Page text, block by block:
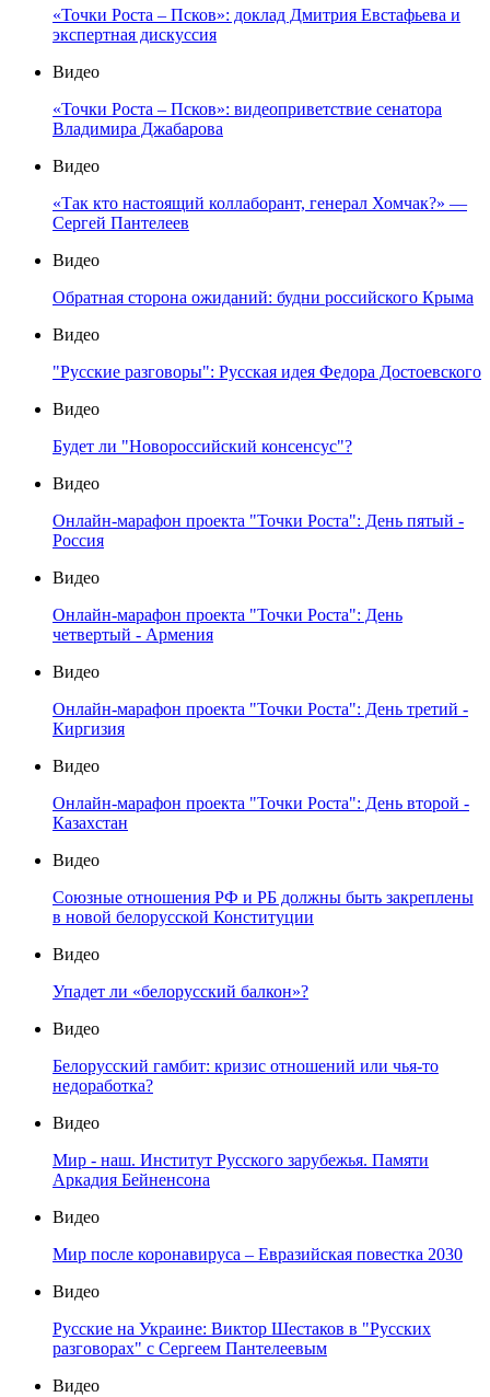
«Точки Роста – Псков»: доклад Дмитрия Евстафьева и
экспертная дискуссия
Видео
«Точки Роста – Псков»: видеоприветствие сенатора
Владимира Джабарова
Видео
«Так кто настоящий коллаборант, генерал Хомчак?» —
Сергей Пантелеев
Видео
Обратная сторона ожиданий: будни российского Крыма
Видео
"Русские разговоры": Русская идея Федора Достоевского
Видео
Будет ли "Новороссийский консенсус"?
Видео
Онлайн-марафон проекта "Точки Роста": День пятый -
Россия
Видео
Онлайн-марафон проекта "Точки Роста": День
четвертый - Армения
Видео
Онлайн-марафон проекта "Точки Роста": День третий -
Киргизия
Видео
Онлайн-марафон проекта "Точки Роста": День второй -
Казахстан
Видео
Союзные отношения РФ и РБ должны быть закреплены
в новой белорусской Конституции
Видео
Упадет ли «белорусский балкон»?
Видео
Белорусский гамбит: кризис отношений или чья-то
недоработка?
Видео
Мир - наш. Институт Русского зарубежья. Памяти
Аркадия Бейненсона
Видео
Мир после коронавируса – Евразийская повестка 2030
Видео
Русские на Украине: Виктор Шестаков в "Русских
разговорах" с Сергеем Пантелеевым
Видео